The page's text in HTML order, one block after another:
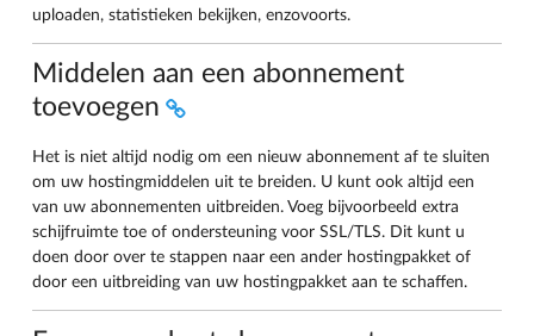
uploaden, statistieken bekijken, enzovoorts.
Middelen aan een abonnement
toevoegen
Het is niet altijd nodig om een nieuw abonnement af te sluiten
om uw hostingmiddelen uit te breiden. U kunt ook altijd een
van uw abonnementen uitbreiden. Voeg bijvoorbeeld extra
schijfruimte toe of ondersteuning voor SSL/TLS. Dit kunt u
doen door over te stappen naar een ander hostingpakket of
door een uitbreiding van uw hostingpakket aan te schaffen.